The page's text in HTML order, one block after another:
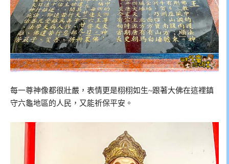
每一尊神像都很壯嚴，表情更是栩栩如生~跟著大佛在這裡鎮
守六龜地區的人民，又能祈保平安。